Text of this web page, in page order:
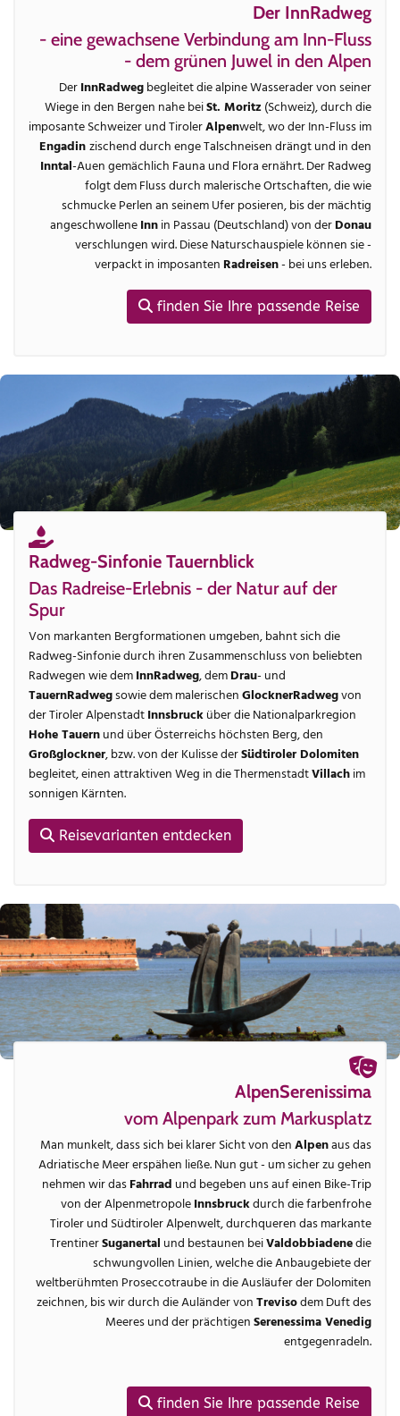
Der InnRadweg
- eine gewachsene Verbindung am Inn-Fluss
- dem grünen Juwel in den Alpen
DerInnRadwegbegleitet die alpine Wasserader von seiner
Wiege in den Bergen nahe beiSt. Moritz(Schweiz), durch die
imposante Schweizer und TirolerAlpenwelt, wo der Inn-Fluss im
Engadinzischend durch enge Talschneisen drängt und in den
Inntal-Auen gemächlich Fauna und Flora ernährt. Der Radweg
folgt dem Fluss durch malerische Ortschaften, die wie
schmucke Perlen an seinem Ufer posieren, bis der mächtig
angeschwolleneInnin Passau (Deutschland) von derDonau
verschlungen wird. Diese Naturschauspiele können sie -
verpackt in imposanten Radreisen- bei uns erleben.
finden Sie Ihre passende Reise
Radweg-Sinfonie Tauernblick
Das Radreise-Erlebnis - der Natur auf der
Spur
Von markanten Bergformationen umgeben, bahnt sich die
Radweg-Sinfonie durch ihren Zusammenschluss von beliebten
Radwegen wie demInnRadweg, demDrau- und
TauernRadwegsowie dem malerischenGlocknerRadwegvon
der Tiroler AlpenstadtInnsbrucküber die Nationalparkregion
Hohe Tauernund über Österreichs höchsten Berg, den
Großglockner, bzw. von der Kulisse derSüdtiroler Dolomiten
begleitet, einen attraktiven Weg in die ThermenstadtVillachim
sonnigen Kärnten.
Reisevarianten entdecken
AlpenSerenissima
vom Alpenpark zum Markusplatz
Man munkelt, dass sich bei klarer Sicht von denAlpenaus das
Adriatische Meer erspähen ließe. Nun gut - um sicher zu gehen
nehmen wir dasFahrrad und begeben uns auf einen Bike-Trip
von der AlpenmetropoleInnsbruckdurch die farbenfrohe
Tiroler und Südtiroler Alpenwelt, durchqueren das markante
TrentinerSuganertal und bestaunen beiValdobbiadenedie
schwungvollen Linien, welche die Anbaugebiete der
weltberühmten Proseccotraube in die Ausläufer der Dolomiten
zeichnen, bis wir durch die Auländer vonTrevisodem Duft des
Meeres und der prächtigenSerenessima Venedig
entgegenradeln.
finden Sie Ihre passende Reise